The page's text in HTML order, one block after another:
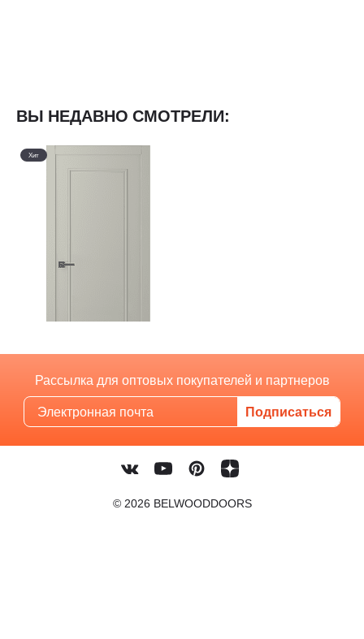
ВЫ НЕДАВНО СМОТРЕЛИ:
Хит
Рассылка для оптовых покупателей и партнеров
© 2026 BELWOODDOORS